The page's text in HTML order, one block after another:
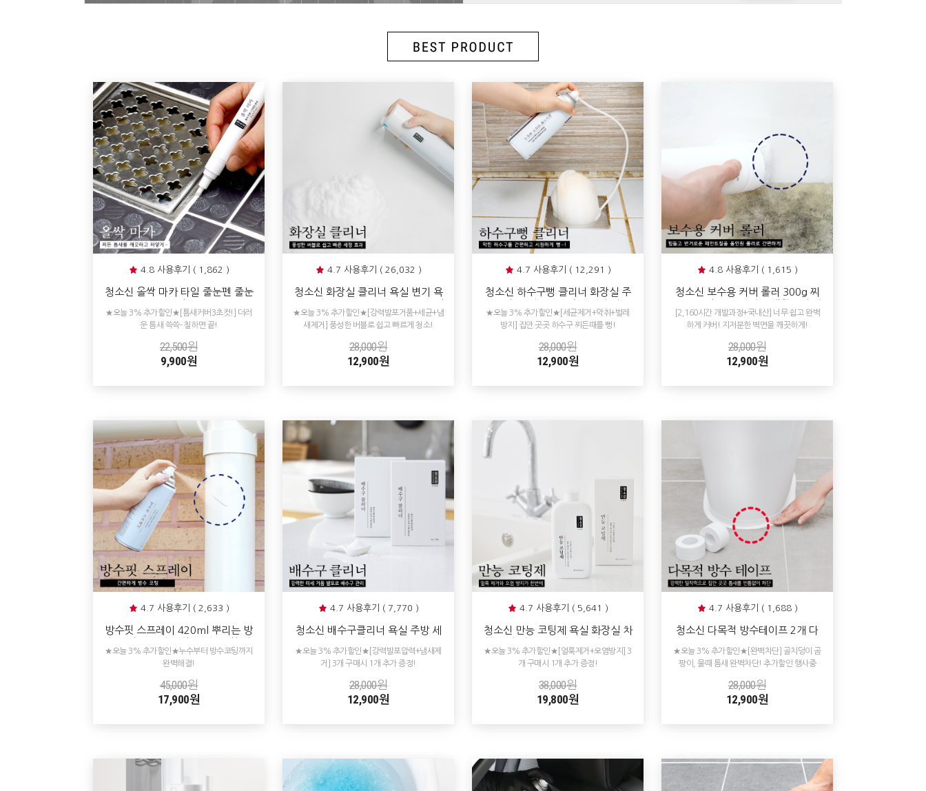
4.8 사용후기 ( 1,862 )
청소신 올싹 마카 타일 줄눈펜 줄눈
★오늘 3% 추가할인★[틈새커버3초컷!] 더러
운 틈새 쓱쓱- 칠하면 끝!
22,500원
9,900원
4.7 사용후기 ( 26,032 )
청소신 화장실 클리너 욕실 변기 욕
제 거품 스프레이
★오늘 3% 추가할인★[강력발포거품+세균+냄
새제거] 풍성한 버블로 쉽고 빠르게 청소!
28,000원
12,900원
4.7 사용후기 ( 12,291 )
청소신 하수구뻥 클리너 화장실 주
관 청소 살균 냄새제거
★오늘 3% 추가할인★[세균제거+악취+벌레
방지] 집안 곳곳 하수구 찌든때를 뻥!
28,000원
12,900원
4.8 사용후기 ( 1,615 )
청소신 보수용 커버 롤러 300g 찌
벽 커버 페인트
[2,160시간 개발과정+국내산] 너무 쉽고 완벽
하게 커버! 지저분한 벽면을 깨끗하게!
28,000원
12,900원
4.7 사용후기 ( 2,633 )
방수핏 스프레이 420ml 뿌리는 방
방수제 투명
★오늘 3% 추가할인★누수부터 방수코팅까지
완벽해결!
45,000원
17,900원
4.7 사용후기 ( 7,770 )
청소신 배수구클리너 욕실 주방 세
수구 청소 클리너
★오늘 3% 추가할인★[강력발포압력+냄새제
거] 3개 구매시 1개 추가 증정!
28,000원
12,900원
4.7 사용후기 ( 5,641 )
청소신 만능 코팅제 욕실 화장실 차
제거 오염 예방 방지
★오늘 3% 추가할인★[얼룩제거+오염방지] 3
개 구매시 1개 추가 증정!
38,000원
19,800원
4.7 사용후기 ( 1,688 )
청소신 다목적 방수테이프 2개 다
★오늘 3% 추가할인★[완벽차단] 골치덩이 곰
팡이, 물때 틈새 완벽차단! 추가할인 행사중
28,000원
12,900원